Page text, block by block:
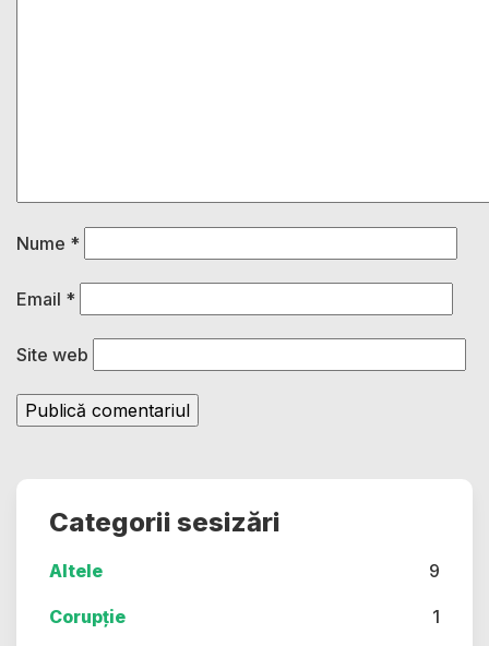
Nume *
Email *
Site web
Categorii sesizări
Altele 9
Corupție 1